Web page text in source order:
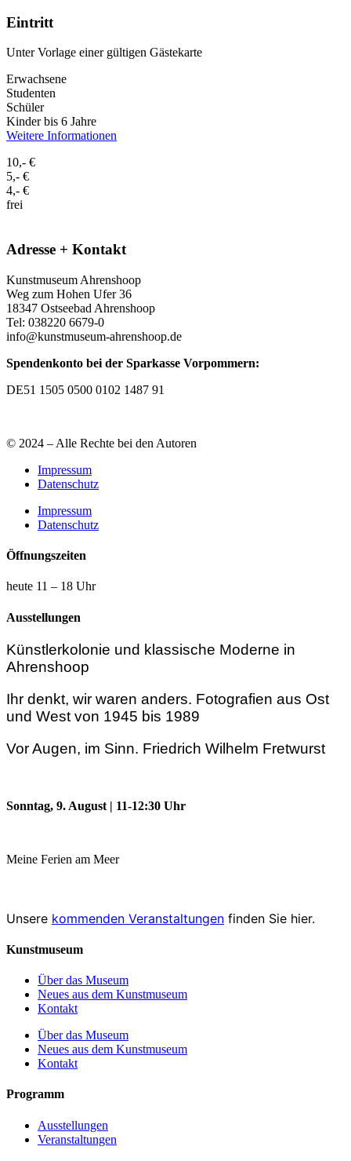
Eintritt
Unter Vorlage einer gültigen Gästekarte
Erwachsene
Studenten
Schüler
Kinder bis 6 Jahre
Weitere Informationen
10,- €
5,- €
4,- €
frei
Adresse + Kontakt
Kunstmuseum Ahrenshoop
Weg zum Hohen Ufer 36
18347 Ostseebad Ahrenshoop
Tel: 038220 6679-0
info@kunstmuseum-ahrenshoop.de
Spendenkonto bei der Sparkasse Vorpommern:
DE51 1505 0500 0102 1487 91
© 2024 – Alle Rechte bei den Autoren
Impressum
Datenschutz
Impressum
Datenschutz
Öffnungszeiten
heute 11 – 18 Uhr
Ausstellungen
Künstlerkolonie und klassische Moderne in
Ahrenshoop
Ihr denkt, wir waren anders. Fotografien aus Ost
und West von 1945 bis 1989
Vor Augen, im Sinn. Friedrich Wilhelm Fretwurst
Sonntag, 9. August | 11-12:30 Uhr
Meine Ferien am Meer
Unsere kommenden Veranstaltungen finden Sie hier.
Kunstmuseum
Über das Museum
Neues aus dem Kunstmuseum
Kontakt
Über das Museum
Neues aus dem Kunstmuseum
Kontakt
Programm
Ausstellungen
Veranstaltungen